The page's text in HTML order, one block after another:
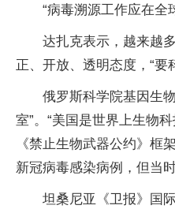
“病毒溯源工作应在全
达扎克表示，越来越
正、开放、透明态度，“要
俄罗斯科学院基因生
室”。“美国是世界上生物
《禁止生物武器公约》框
新冠病毒感染病例，但当
坦桑尼亚《卫报》国